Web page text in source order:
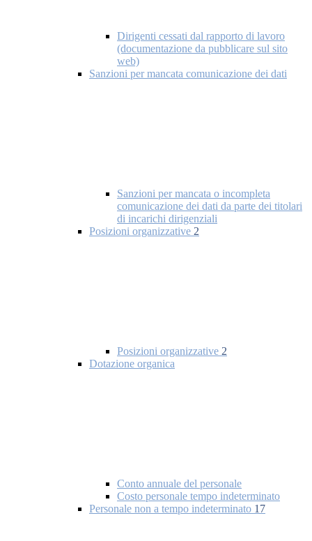
Dirigenti cessati dal rapporto di lavoro
(documentazione da pubblicare sul sito
web)
Sanzioni per mancata comunicazione dei dati
Sanzioni per mancata o incompleta
comunicazione dei dati da parte dei titolari
di incarichi dirigenziali
Posizioni organizzative 2
Posizioni organizzative 2
Dotazione organica
Conto annuale del personale
Costo personale tempo indeterminato
Personale non a tempo indeterminato 17